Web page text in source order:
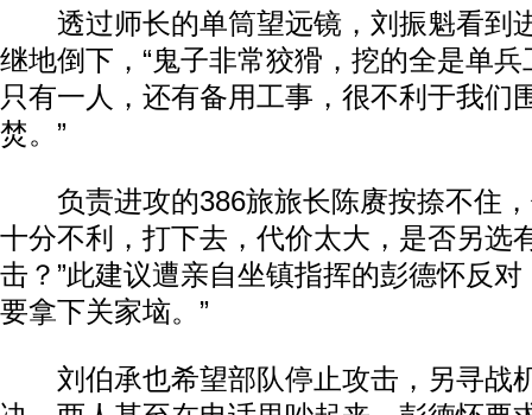
透过师长的单筒望远镜，刘振魁看到
继地倒下，“鬼子非常狡猾，挖的全是单
只有一人，还有备用工事，很不利于我们
焚。”
负责进攻的386旅旅长陈赓按捺不住，
十分不利，打下去，代价太大，是否另选
击？”此建议遭亲自坐镇指挥的彭德怀反对
要拿下关家垴。”
刘伯承也希望部队停止攻击，另寻战